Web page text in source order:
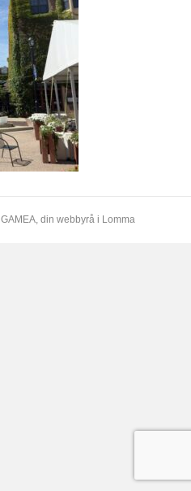
GAMEA, din webbyrå i Lomma